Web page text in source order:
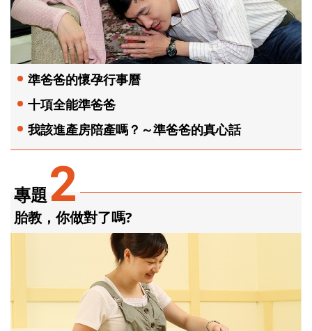
專題2
胎教，你做對了嗎?
準爸爸的懷孕行事曆
十項全能準爸爸
我該進產房陪產嗎？～準爸爸的真心話